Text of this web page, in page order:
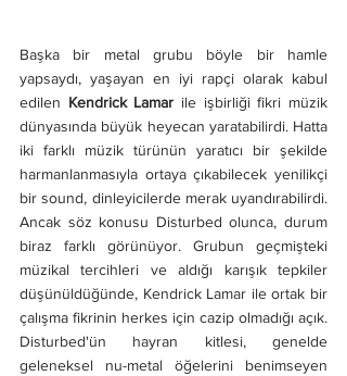
Başka bir metal grubu böyle bir hamle
yapsaydı, yaşayan en iyi rapçi olarak kabul
edilen Kendrick Lamar ile işbirliği fikri müzik
dünyasında büyük heyecan yaratabilirdi. Hatta
iki farklı müzik türünün yaratıcı bir şekilde
harmanlanmasıyla ortaya çıkabilecek yenilikçi
bir sound, dinleyicilerde merak uyandırabilirdi.
Ancak söz konusu Disturbed olunca, durum
biraz farklı görünüyor. Grubun geçmişteki
müzikal tercihleri ve aldığı karışık tepkiler
düşünüldüğünde, Kendrick Lamar ile ortak bir
çalışma fikrinin herkes için cazip olmadığı açık.
Disturbed'ün hayran kitlesi, genelde
geleneksel nu-metal öğelerini benimseyen